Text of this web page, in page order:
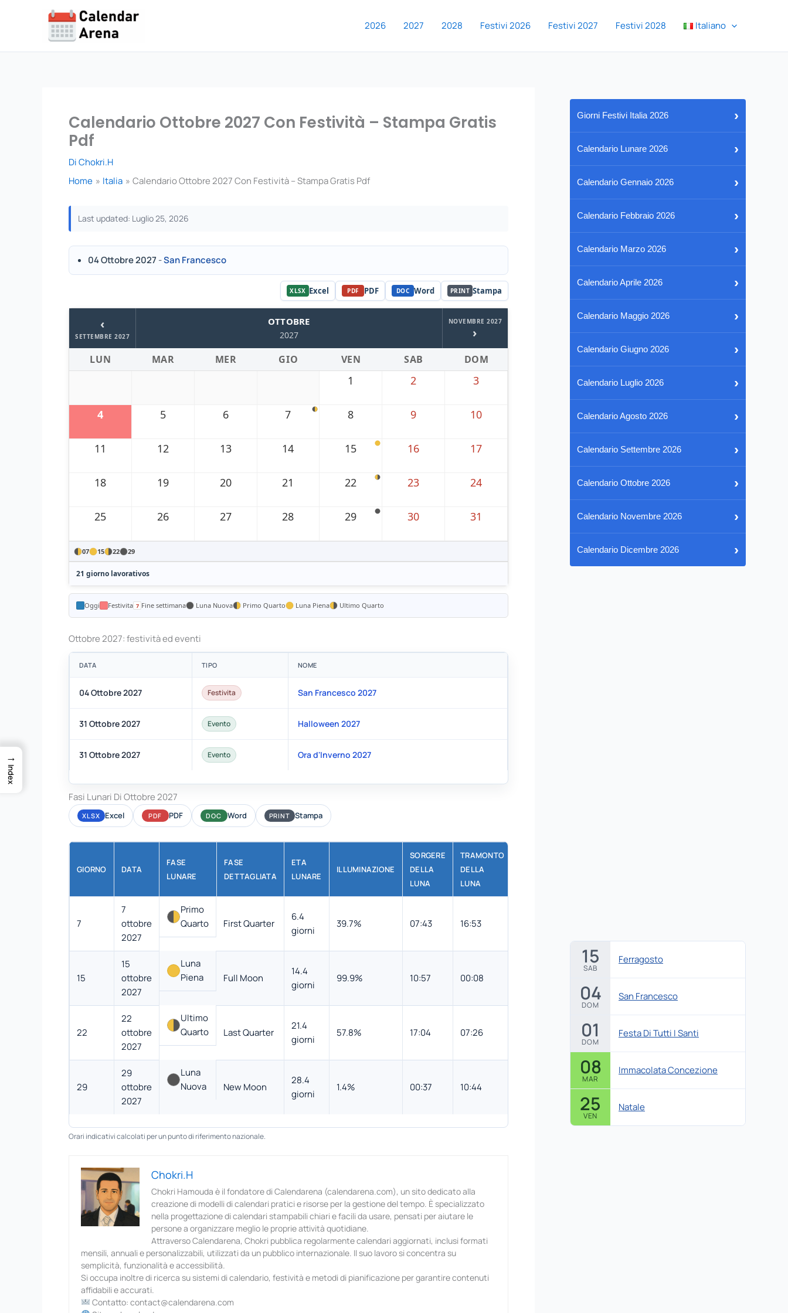
2026 2027 2028 Festivi 2026 Festivi 2027 Festivi 2028 Italiano
Calendario Ottobre 2027 Con Festività – Stampa Gratis
Pdf
DiChokri.H
Home
Italia Calendario Ottobre 2027 Con Festività – Stampa Gratis Pdf
Last updated: Luglio 25, 2026
04 Ottobre 2027 -San Francesco
XLSX Excel PDF PDF DOC Word PRINT Stampa
‹
SETTEMBRE 2027
OTTOBRE
2027
NOVEMBRE 2027
›
LUN MAR MER GIO VEN SAB DOM
1 2 3
4 5 6 7 8 9 10
11 12 13 14 15 16 17
18 19 20 21 22 23 24
25 26 27 28 29 30 31
07 15 22 29
21 giorno lavorativos
Oggi Festivita Fine settimana Luna Nuova Primo Quarto Luna Piena Ultimo Quarto
Ottobre 2027: festività ed eventi
DATA TIPO NOME
04 Ottobre 2027 Festivita San Francesco 2027
31 Ottobre 2027 Evento Halloween 2027
31 Ottobre 2027 Evento Ora d'Inverno 2027
Fasi Lunari Di Ottobre 2027
XLSX Excel PDF PDF DOC Word PRINT Stampa
GIORNO DATA
FASE
LUNARE
FASE
DETTAGLIATA
ETA
LUNARE
ILLUMINAZIONE
SORGERE
DELLA
LUNA
TRAMONTO
DELLA
LUNA
7
7
ottobre
2027
Primo
Quarto
First Quarter
6.4
giorni
39.7% 07:43 16:53
15
15
ottobre
2027
Luna
Piena
Full Moon
14.4
giorni
99.9% 10:57 00:08
22
22
ottobre
2027
Ultimo
Quarto
Last Quarter
21.4
giorni
57.8% 17:04 07:26
29
29
ottobre
2027
Luna
Nuova
New Moon
28.4
giorni
1.4% 00:37 10:44
Orari indicativi calcolati per un punto di riferimento nazionale.
Chokri.H
Chokri Hamouda è il fondatore di Calendarena (calendarena.com), un sito dedicato alla
creazione di modelli di calendari pratici e risorse per la gestione del tempo. È specializzato
nella progettazione di calendari stampabili chiari e facili da usare, pensati per aiutare le
persone a organizzare meglio le proprie attività quotidiane.
Attraverso Calendarena, Chokri pubblica regolarmente calendari aggiornati, inclusi formati
mensili, annuali e personalizzabili, utilizzati da un pubblico internazionale. Il suo lavoro si concentra su
semplicità, funzionalità e accessibilità.
Si occupa inoltre di ricerca su sistemi di calendario, festività e metodi di pianificazione per garantire contenuti
affidabili e accurati.
Contatto: contact@calendarena.com
Giorni Festivi Italia 2026 ›
Calendario Lunare 2026 ›
Calendario Gennaio 2026 ›
Calendario Febbraio 2026 ›
Calendario Marzo 2026 ›
Calendario Aprile 2026 ›
Calendario Maggio 2026 ›
Calendario Giugno 2026 ›
Calendario Luglio 2026 ›
Calendario Agosto 2026 ›
Calendario Settembre 2026 ›
Calendario Ottobre 2026 ›
Calendario Novembre 2026 ›
Calendario Dicembre 2026 ›
15
SAB
Ferragosto
04
DOM
San Francesco
01
DOM
Festa Di Tutti I Santi
08
MAR
Immacolata Concezione
25
VEN
Natale
→
Index